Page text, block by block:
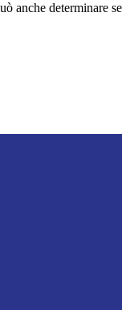
anche determinare